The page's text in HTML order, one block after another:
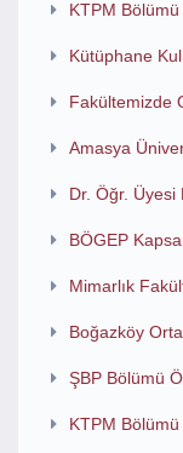
KTPM
Kütüphane
Fakültemizde
Amasya
Dr. Öğr. Üyesi
BÖGEP
Mimarlık
Boğazköy
ŞBP Bölümü
KTPM